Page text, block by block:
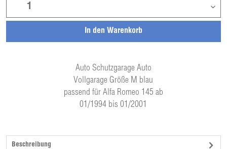
Auto Schutzgarage Auto
Vollgarage Größe M blau
passend für Alfa Romeo 145 ab
01/1994 bis 01/2001
In den Warenkorb
Beschreibung